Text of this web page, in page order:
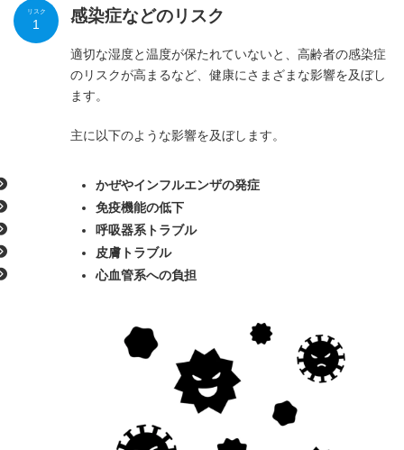
感染症などのリスク
適切な湿度と温度が保たれていないと、高齢者の感染症
のリスクが高まるなど、健康にさまざまな影響を及ぼし
ます。
主に以下のような影響を及ぼします。
かぜやインフルエンザの発症
免疫機能の低下
呼吸器系トラブル
皮膚トラブル
心血管系への負担
リスク
1